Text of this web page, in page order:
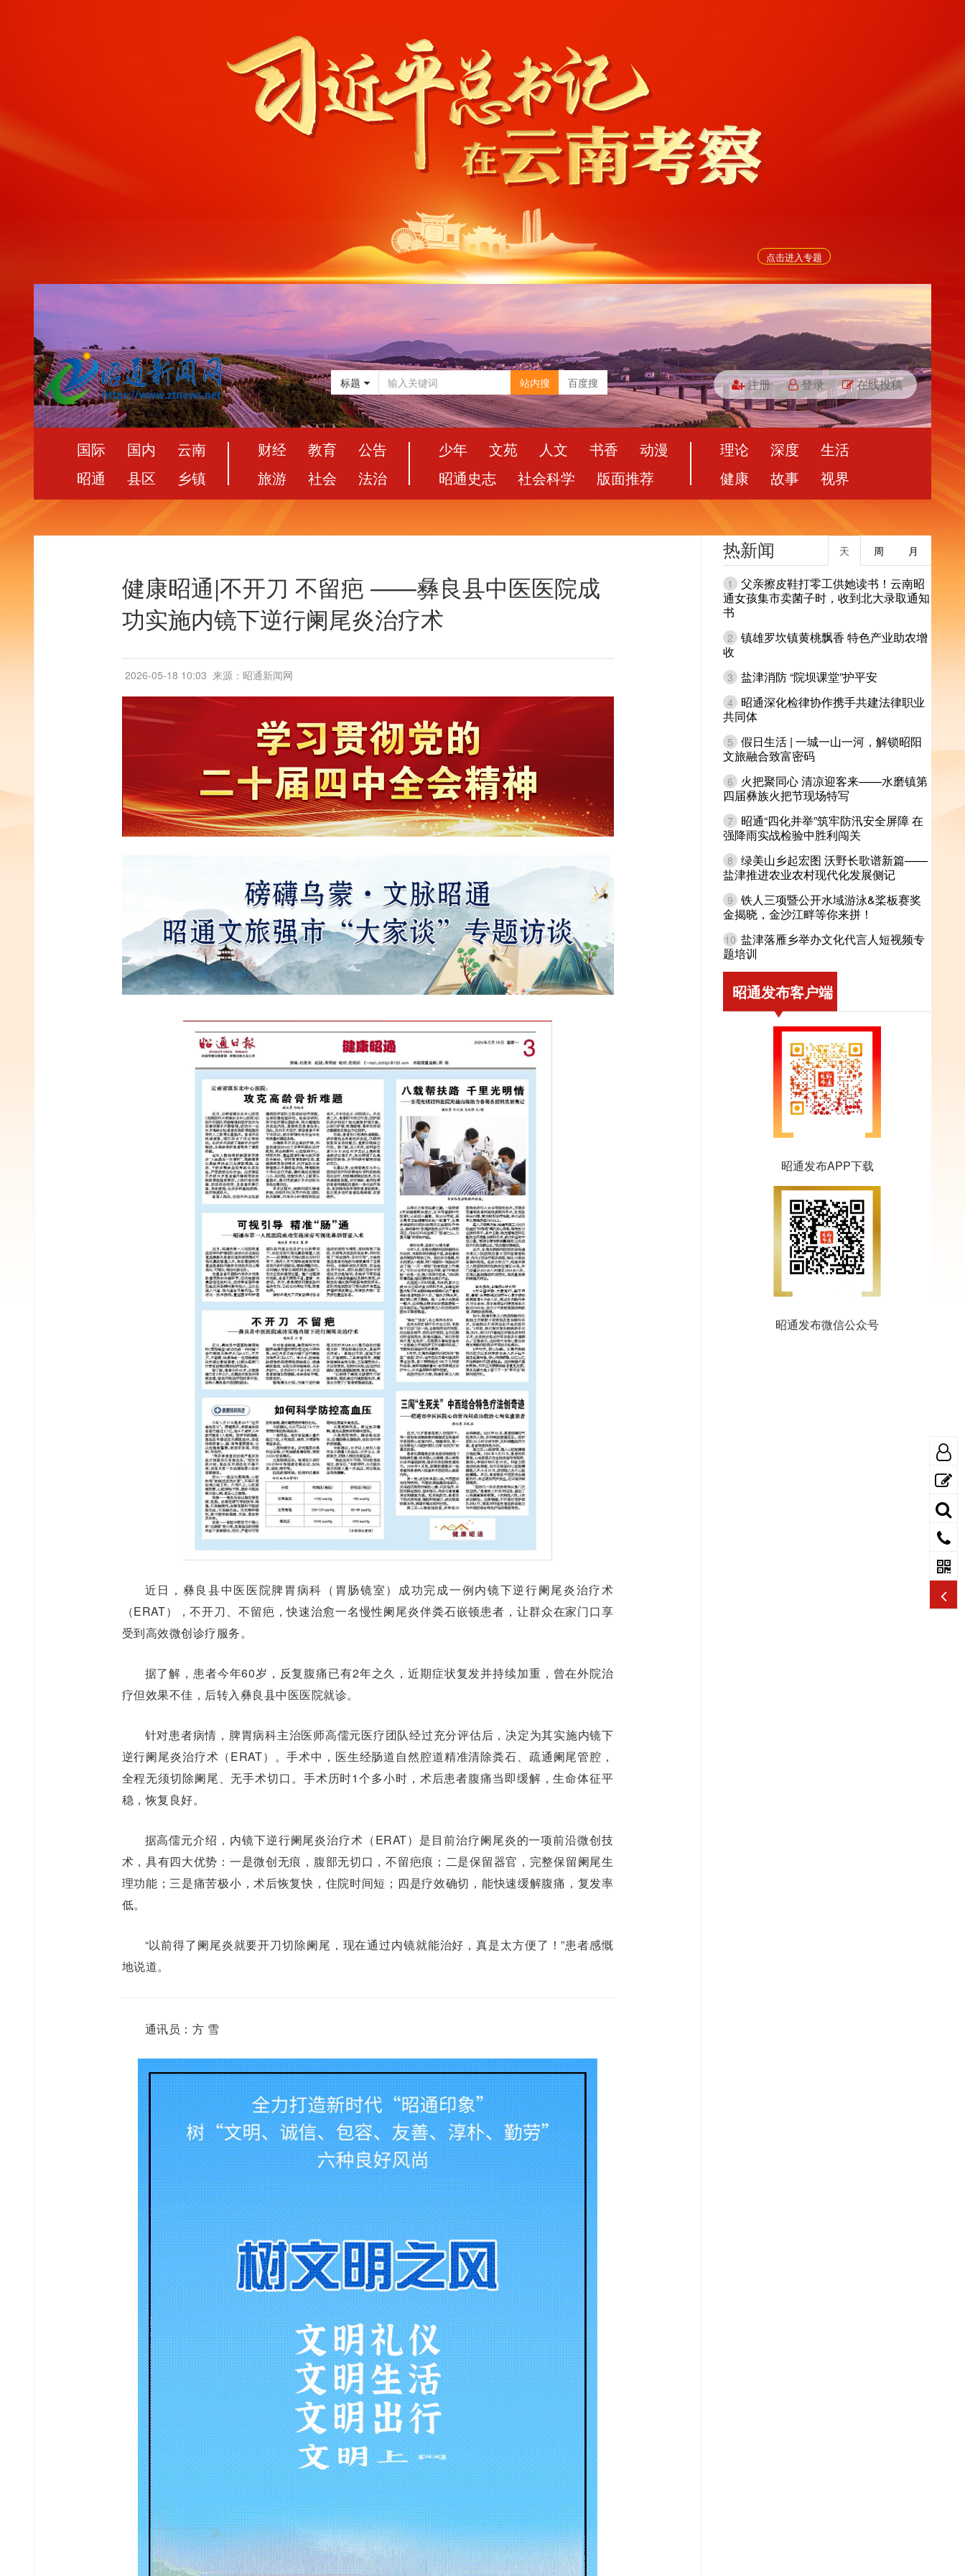
点击进入专题
标题 站内搜 百度搜 注册 登录 在线投稿
国际 国内
云南
昭通
县区 乡镇
财经 教育
公告
旅游
社会 法治
少年 文苑 人文 书香
动漫
昭通史志
社会科学 版面推荐
理论 深度
生活
健康
故事 视界
健康昭通|不开刀 不留疤 ——彝良县中医医院成
功实施内镜下逆行阑尾炎治疗术
2026-05-18 10:03 来源：昭通新闻网
近日，彝良县中医医院脾胃病科（胃肠镜室）成功完成一例内镜下逆行阑尾炎治疗术
（ERAT），不开刀、不留疤，快速治愈一名慢性阑尾炎伴粪石嵌顿患者，让群众在家门口享
受到高效微创诊疗服务。
据了解，患者今年60岁，反复腹痛已有2年之久，近期症状复发并持续加重，曾在外院治
疗但效果不佳，后转入彝良县中医医院就诊。
针对患者病情，脾胃病科主治医师高儒元医疗团队经过充分评估后，决定为其实施内镜下
逆行阑尾炎治疗术（ERAT）。手术中，医生经肠道自然腔道精准清除粪石、疏通阑尾管腔，
全程无须切除阑尾、无手术切口。手术历时1个多小时，术后患者腹痛当即缓解，生命体征平
稳，恢复良好。
据高儒元介绍，内镜下逆行阑尾炎治疗术（ERAT）是目前治疗阑尾炎的一项前沿微创技
术，具有四大优势：一是微创无痕，腹部无切口，不留疤痕；二是保留器官，完整保留阑尾生
理功能；三是痛苦极小，术后恢复快，住院时间短；四是疗效确切，能快速缓解腹痛，复发率
低。
“以前得了阑尾炎就要开刀切除阑尾，现在通过内镜就能治好，真是太方便了！”患者感慨
地说道。
通讯员：方 雪
热新闻 月
周
天
1
父亲擦皮鞋打零工供她读书！云南昭
通女孩集市卖菌子时，收到北大录取通知
书
2 镇雄罗坎镇黄桃飘香 特色产业助农增
收
3 盐津消防 “院坝课堂”护平安
4
昭通深化检律协作携手共建法律职业
共同体
5 假日生活 | 一城一山一河，解锁昭阳
文旅融合致富密码
6
火把聚同心 清凉迎客来——水磨镇第
四届彝族火把节现场特写
7
昭通“四化并举”筑牢防汛安全屏障 在
强降雨实战检验中胜利闯关
8 绿美山乡起宏图 沃野长歌谱新篇——
盐津推进农业农村现代化发展侧记
9 铁人三项暨公开水域游泳&桨板赛奖
金揭晓，金沙江畔等你来拼！
10 盐津落雁乡举办文化代言人短视频专
题培训
昭通发布客户端
昭通发布APP下载
昭通发布微信公众号